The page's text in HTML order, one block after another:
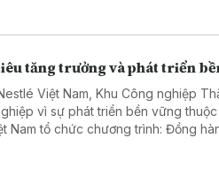
tăng trưởng và phát triển
Việt Nam, Khu Công nghiệp
vì sự phát triển bền vững
Nam tổ chức chương trình: Đồng